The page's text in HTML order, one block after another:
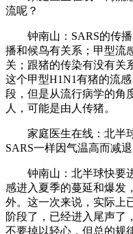
流呢？
钟南山：SARS的传播
播和候鸟有关系；甲型流
关；跟猪的传染有没有关
这个甲型H1N1有猪的流
段，但是从流行病学的角
人，可能是由人传猪。
家庭医生在线： 北半
SARS一样因气温高而减退
钟南山：北半球快要进
感进入夏季的蔓延和爆发
外。这一次来说，实际上
阶段了，已经进入尾声了
不要掉以轻心，但总的规